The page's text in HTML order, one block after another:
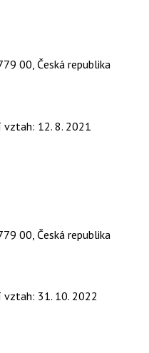
00, Česká republika
vztah: 12. 8. 2021
00, Česká republika
31. 10. 2022